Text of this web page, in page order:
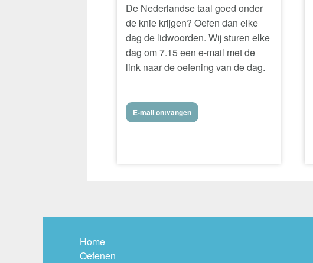
De Nederlandse taal goed onder
de knie krijgen? Oefen dan elke
dag de lidwoorden. Wij sturen elke
dag om 7.15 een e-mail met de
link naar de oefening van de dag.
E-mail ontvangen
Home
Oefenen